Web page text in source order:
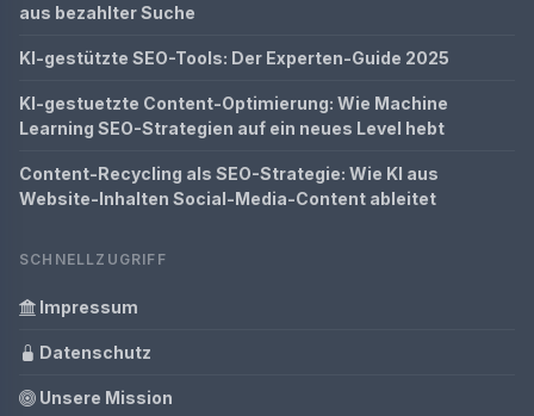
aus bezahlter Suche
KI-gestützte SEO-Tools: Der Experten-Guide 2025
KI-gestuetzte Content-Optimierung: Wie Machine
Learning SEO-Strategien auf ein neues Level hebt
Content-Recycling als SEO-Strategie: Wie KI aus
Website-Inhalten Social-Media-Content ableitet
SCHNELLZUGRIFF
Impressum
Datenschutz
Unsere Mission